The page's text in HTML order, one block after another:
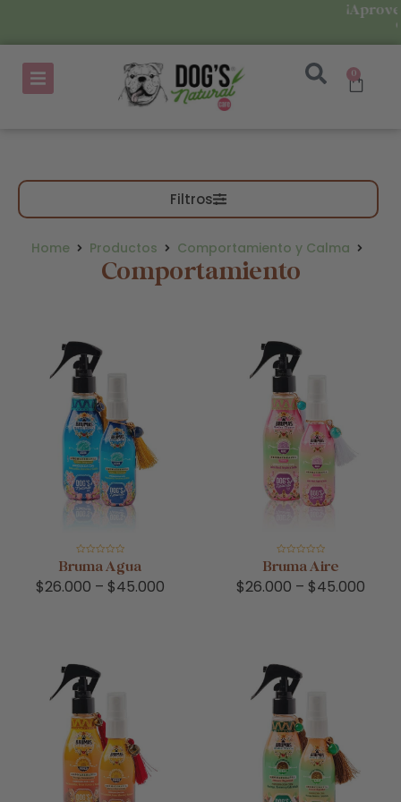
¡Aprovecha
con
0
Filtros
Comportamiento
Home Productos Comportamiento y Calma
Bruma Agua
$26.000 – $45.000
en
0
de
Bruma Aire
$26.000 – $45.000
en
0
de